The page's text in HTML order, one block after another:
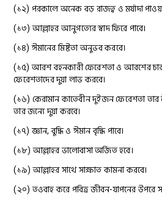
(১২) পরকালে অনেক বড় রাজত্ব ও মর্যাদা
(১৩) আল্লাহর আনুগত্যের স্বাদ ফিরে পাবে।
(১৪) ঈমানের মিষ্টতা অনুভব করবে।
(১৫) আরশ বহনকারী ফেরেশতা ও আরশের
ফেরেশতাদের দুয়া লাভ করবে।
(১৬) কেরামান কাতেবীন দুইজন ফেরেশতা তার
তার জন্যে দুয়া করবে।
(১৭) জ্ঞান, বুদ্ধি ও ঈমান বৃদ্ধি পাবে।
(১৮) আল্লাহর ভালোবাসা অর্জিত হবে।
(১৯) আল্লাহর সাথে সাক্ষাত কামনা করবে।
(২০) তওবাহ করে পবিত্র জীবন-যাপনের উপরে